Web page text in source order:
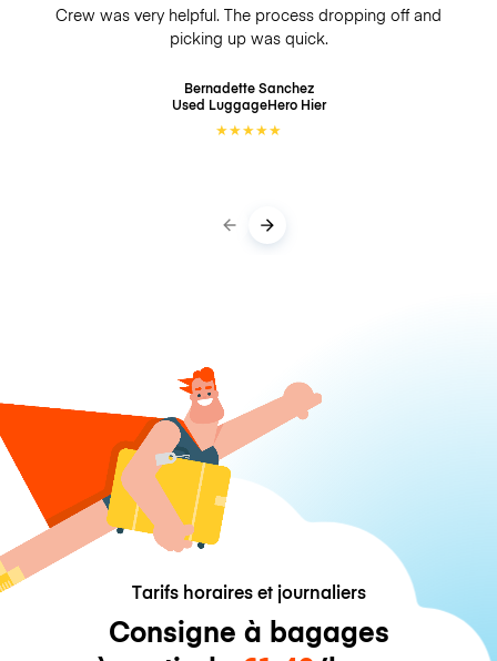
Crew was very helpful. The process dropping off and
picking up was quick.
Bernadette Sanchez
Used LuggageHero Hier
★★★★★
Tarifs horaires et journaliers
Consigne à bagages